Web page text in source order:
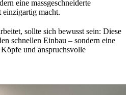
eine massgeschneiderte
macht.
sollte sich bewusst sein: Diese
schnellen Einbau – sondern eine
und anspruchsvolle